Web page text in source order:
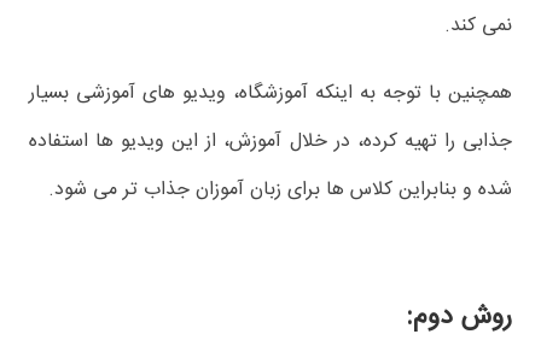
نمی کند.
همچنین با توجه به اینکه آموزشگاه، ویدیو های آموزشی بسیار
جذابی را تهیه کرده، در خلال آموزش، از این ویدیو ها استفاده
شده و بنابراین کلاس ها برای زبان آموزان جذاب تر می شود.
روش دوم: